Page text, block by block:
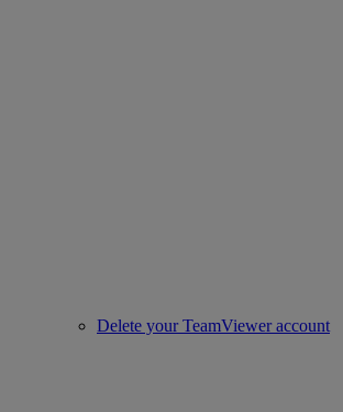
Delete your TeamViewer account